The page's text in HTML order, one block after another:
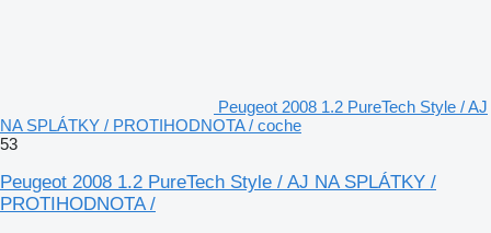
Peugeot 2008 1.2 PureTech Style / AJ
NA SPLÁTKY / PROTIHODNOTA / coche
53
Peugeot 2008 1.2 PureTech Style / AJ NA SPLÁTKY /
PROTIHODNOTA /